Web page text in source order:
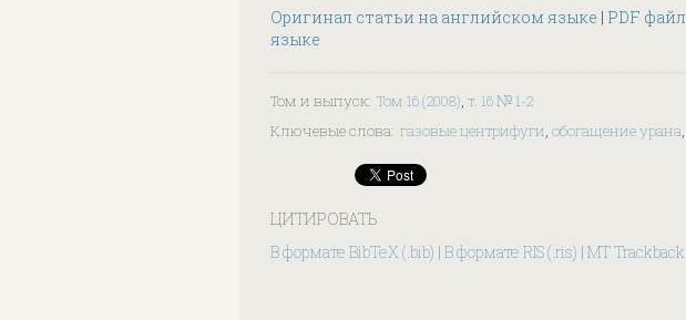
Оригинал статьи на английском языке | PDF
языке
Том и выпуск: Том 16 (2008), т. 16 № 1-2
Ключевые слова: газовые центрифуги, обогащение урана,
ЦИТИРОВАТЬ
В формате BibTeX (.bib) | В формате RIS (.ris) | MT Trackback